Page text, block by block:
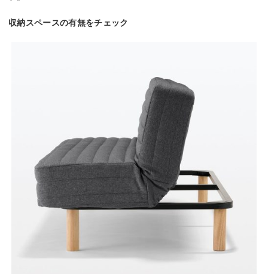
収納スペースの有無をチェック